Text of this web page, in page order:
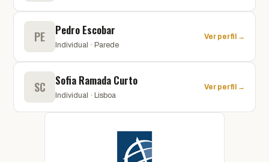
PE Pedro Escobar
Individual · Parede
Ver perfil →
SC Sofia Ramada Curto
Individual · Lisboa
Ver perfil →